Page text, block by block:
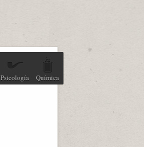
Psicología Química